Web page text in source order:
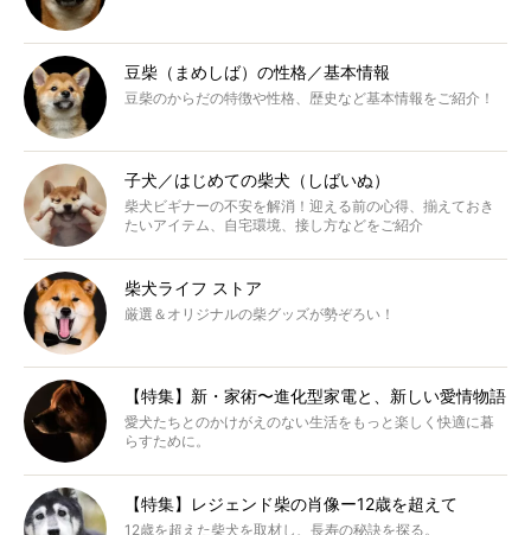
豆柴（まめしば）の性格／基本情報
豆柴のからだの特徴や性格、歴史など基本情報をご紹介！
子犬／はじめての柴犬（しばいぬ）
柴犬ビギナーの不安を解消！迎える前の心得、揃えておき
たいアイテム、自宅環境、接し方などをご紹介
柴犬ライフ ストア
厳選＆オリジナルの柴グッズが勢ぞろい！
【特集】新・家術〜進化型家電と、新しい愛情物語
愛犬たちとのかけがえのない生活をもっと楽しく快適に暮
らすために。
【特集】レジェンド柴の肖像ー12歳を超えて
12歳を超えた柴犬を取材し、長寿の秘訣を探る。